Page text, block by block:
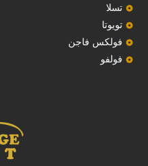
تسلا
تويوتا
فولكس فاجن
فولفو